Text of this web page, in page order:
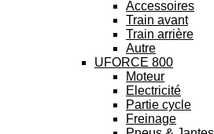
Accessoires
Train avant
Train arrière
Autre
UFORCE 800
Moteur
Electricité
Partie cycle
Freinage